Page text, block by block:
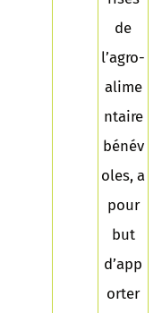
de
l’agro-
alime
ntaire
bénév
oles, a
pour
but
d’app
orter